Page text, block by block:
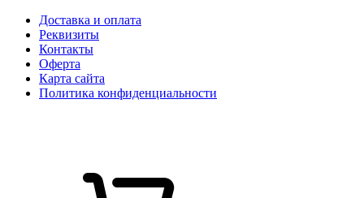
Доставка и оплата
Реквизиты
Контакты
Оферта
Карта сайта
Политика конфиденциальности